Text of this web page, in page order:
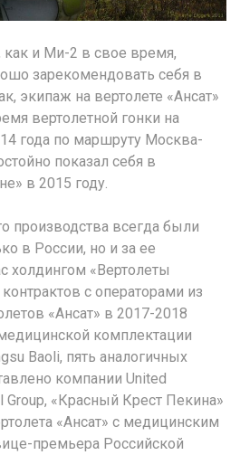
как и Ми-2 в свое время,
зарекомендовать себя в
экипаж на вертолете «Ансат»
вертолетной гонки на
года по маршруту Москва-
показал себя в
в 2015 году.
производства всегда были
в России, но и за ее
холдингом «Вертолеты
с операторами из
«Ансат» в 2017-2018
комплектации
Baoli, пять аналогичных
компании United
Group, «Красный Крест Пекина»
«Ансат» с медицинским
премьера Российской